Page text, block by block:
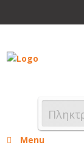
Menu